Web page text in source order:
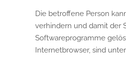
Die betroffene Person
verhindern und damit der
Softwareprogramme
Internetbrowser, sind